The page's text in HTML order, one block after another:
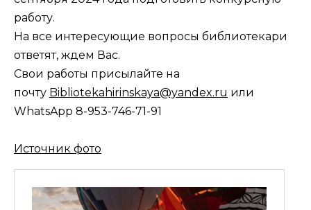
работу.
На все интересующие вопросы библиотекари
ответят, ждем Вас.
Свои работы присылайте на
почту Bibliotekahirinskaya@yandex.ru или
WhatsApp 8-953-746-71-91
Источник фото